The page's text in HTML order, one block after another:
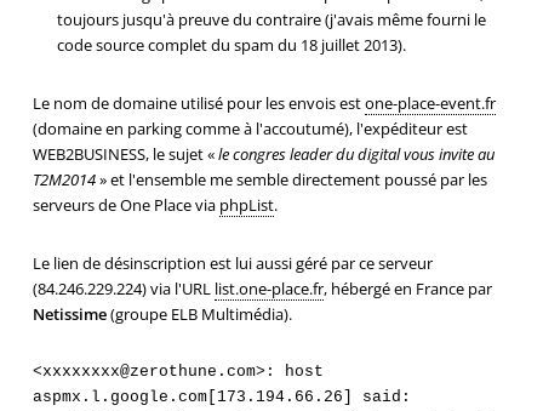
toujours jusqu'à preuve du contraire (j'avais même fourni le
code source complet du spam du 18 juillet 2013).
Le nom de domaine utilisé pour les envois estone-place-event.fr
(domaine en parking comme à l'accoutumé), l'expéditeur est
WEB2BUSINESS, le sujet «le congres leader du digital vous invite au
T2M2014» et l'ensemble me semble directement poussé par les
serveurs de One Place via phpList.
Le lien de désinscription est lui aussi géré par ce serveur
(84.246.229.224) via l'URL list.one-place.fr, hébergé en France par
Netissime(groupe ELB Multimédia).
<xxxxxxxx@zerothune.com>: host
aspmx.l.google.com[173.194.66.26] said: